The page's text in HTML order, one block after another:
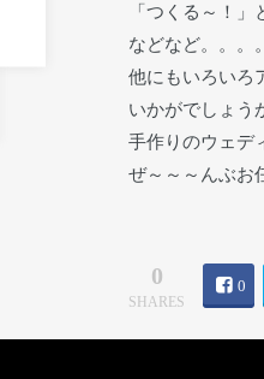
「つくる～！
などなど。。。
他にもいろいろ
いかがでしょう
手作りのウェデ
ぜ～～～んぶお
0
SHARES
0